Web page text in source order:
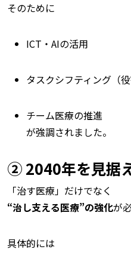
そのために
ICT・AIの活用
タスクシフティング（役
チーム医療の推進
が強調されました。
② 2040年を見据
「治す医療」だけでなく
“治し支える医療”の強化が
具体的には